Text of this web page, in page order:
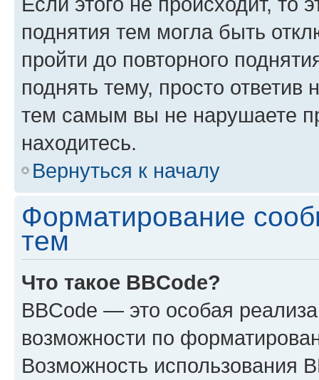
поднятия тем могла быть
пройти до повторного
поднять тему, просто ответив
тем самым вы не нарушаете
находитесь.
Вернуться к началу
Форматирование
тем
Что такое BBCode?
BBCode — это особая
возможности по
Возможность использования